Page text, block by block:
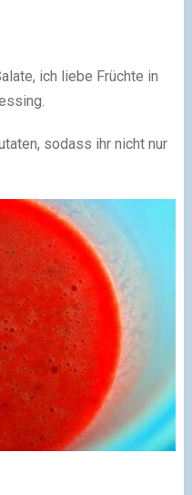
ich liebe Früchte in
sodass ihr nicht nur